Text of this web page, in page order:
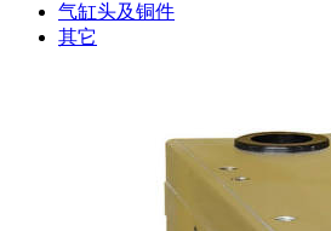
气缸头及铜件
其它